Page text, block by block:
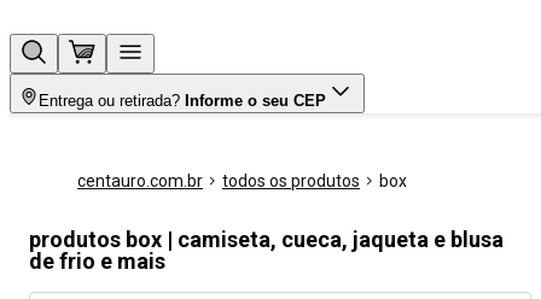
Entrega ou retirada? Informe o seu CEP
centauro.com.br todos os produtos box
produtos box | camiseta, cueca, jaqueta e blusa
de frio e mais